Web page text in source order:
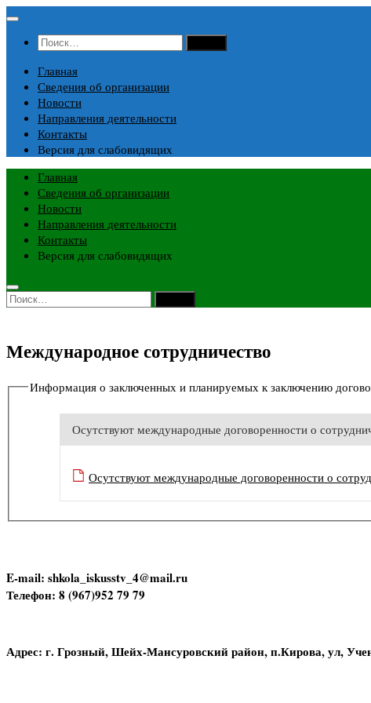
Перейти
содержимому
Найти:
Главная
Сведения об организации
Новости
Направления деятельности
Контакты
Версия для слабовидящих
Главная
Сведения об организации
Новости
Направления деятельности
Контакты
Версия для слабовидящих
Найти:
Международное сотрудничество
Информация о заключенных и планируемых к заключению
Осутствуют международные договоренности о
Осутствуют международные договоренности о
E-mail: shkola_iskusstv_4@mail.ru
Телефон: 8 (967)952 79 79
Адрес: г. Грозный, Шейх-Мансуровский район, п.Кирова, ул,